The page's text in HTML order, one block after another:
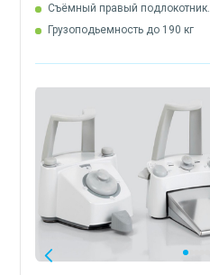
Съёмный правый подлокотник.
Грузоподьемность до 190 кг